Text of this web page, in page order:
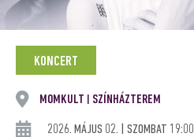
KONCERT
MOMKULT SZÍNHÁZTEREM
2026. MÁJUS 02. | SZOMBAT 19:00